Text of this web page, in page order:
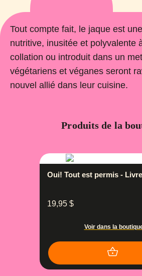
Tout compte fait, le jaque est
nutritive, inusitée et polyvalente
collation ou introduit dans un
végétariens et véganes seront
nouvel allié dans leur cuisine.
Produits de la
Oui! Tout est permis - Livre
19,95 $
Voir dans la